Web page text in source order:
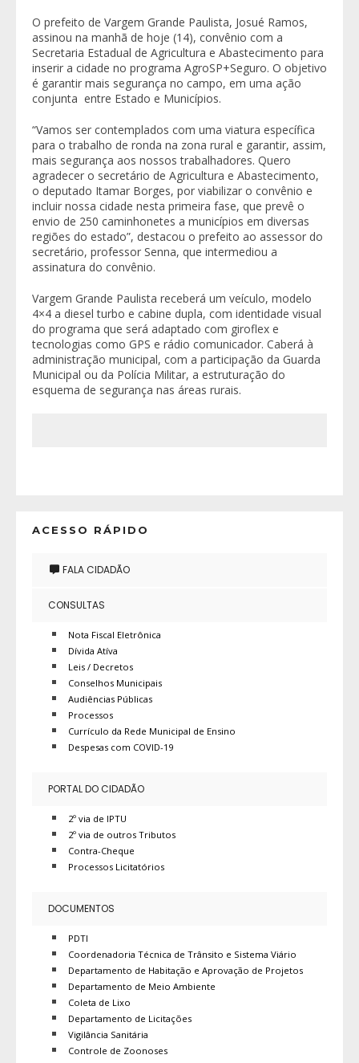
O prefeito de Vargem Grande Paulista, Josué Ramos,
assinou na manhã de hoje (14), convênio com a
Secretaria Estadual de Agricultura e Abastecimento para
inserir a cidade no programa AgroSP+Seguro. O objetivo
é garantir mais segurança no campo, em uma ação
conjunta entre Estado e Municípios.
“Vamos ser contemplados com uma viatura específica
para o trabalho de ronda na zona rural e garantir, assim,
mais segurança aos nossos trabalhadores. Quero
agradecer o secretário de Agricultura e Abastecimento,
o deputado Itamar Borges, por viabilizar o convênio e
incluir nossa cidade nesta primeira fase, que prevê o
envio de 250 caminhonetes a municípios em diversas
regiões do estado”, destacou o prefeito ao assessor do
secretário, professor Senna, que intermediou a
assinatura do convênio.
Vargem Grande Paulista receberá um veículo, modelo
4×4 a diesel turbo e cabine dupla, com identidade visual
do programa que será adaptado com giroflex e
tecnologias como GPS e rádio comunicador. Caberá à
administração municipal, com a participação da Guarda
Municipal ou da Polícia Militar, a estruturação do
esquema de segurança nas áreas rurais.
ACESSO RÁPIDO
FALA CIDADÃO
CONSULTAS
Nota Fiscal Eletrônica
Dívida Atíva
Leis / Decretos
Conselhos Municipais
Audiências Públicas
Processos
Currículo da Rede Municipal de Ensino
Despesas com COVID-19
PORTAL DO CIDADÃO
2º via de IPTU
2º via de outros Tributos
Contra-Cheque
Processos Licitatórios
DOCUMENTOS
PDTI
Coordenadoria Técnica de Trânsito e Sistema Viário
Departamento de Habitação e Aprovação de Projetos
Departamento de Meio Ambiente
Coleta de Lixo
Departamento de Licitações
Vigilância Sanitária
Controle de Zoonoses